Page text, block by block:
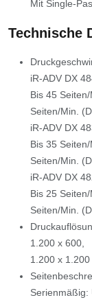
Mit Single-
Technische
iR-ADV DX
Bis 45
Seiten/Min.
iR-ADV DX
Bis 35
Seiten/Min.
iR-ADV DX
Bis 25
Seiten/Min.
1.200 x 600,
1.200 x
Serienmäßig: